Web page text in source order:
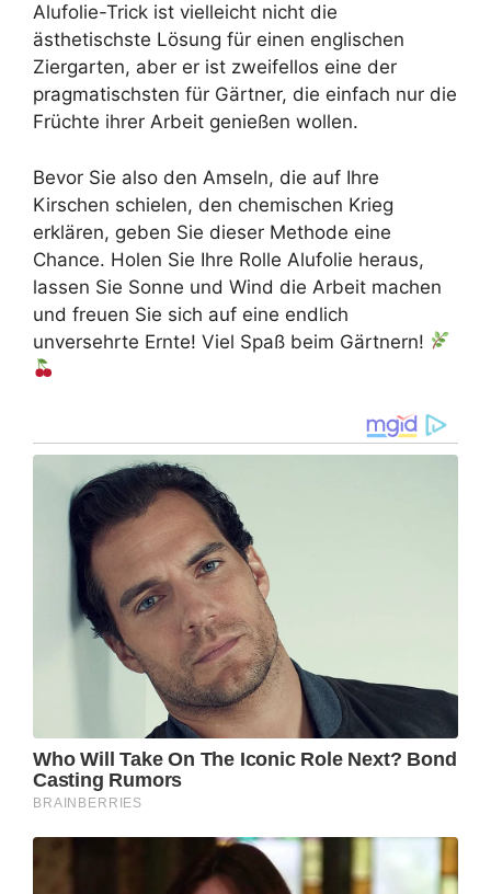
Alufolie-Trick ist vielleicht nicht die
ästhetischste Lösung für einen englischen
Ziergarten, aber er ist zweifellos eine der
pragmatischsten für Gärtner, die einfach nur die
Früchte ihrer Arbeit genießen wollen.
Bevor Sie also den Amseln, die auf Ihre
Kirschen schielen, den chemischen Krieg
erklären, geben Sie dieser Methode eine
Chance. Holen Sie Ihre Rolle Alufolie heraus,
lassen Sie Sonne und Wind die Arbeit machen
und freuen Sie sich auf eine endlich
unversehrte Ernte! Viel Spaß beim Gärtnern!